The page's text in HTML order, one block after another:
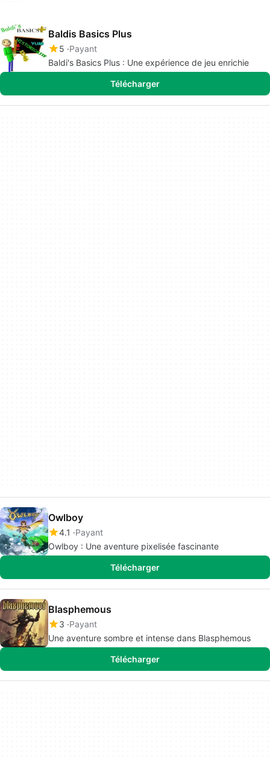
Baldis Basics Plus
5 Payant
Baldi's Basics Plus : Une expérience de jeu enrichie
Télécharger
Owlboy
4.1
Payant
Owlboy : Une aventure pixelisée fascinante
Télécharger
Blasphemous
3 Payant
Une aventure sombre et intense dans Blasphemous
Télécharger